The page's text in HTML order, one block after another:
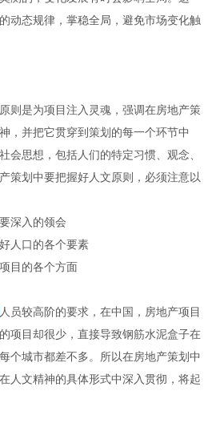
动态规律，掌稳全局，避免市场变化触
则是为项目注入灵魂，强调在房地产策
，并把它贯穿到策划的每一个环节中
会思想，包括人们的特定习惯、观念、
策划中要把握好人文原则，必须注意以
深入的领会
人口的各个要素
目的各个方面
人员较高阶的要求，在中国，房地产项目
项目却很少，直接导致钢筋水泥盒子在
个城市都差不多。所以在房地产策划中
人文精神的具体形式中深入贯彻，将起